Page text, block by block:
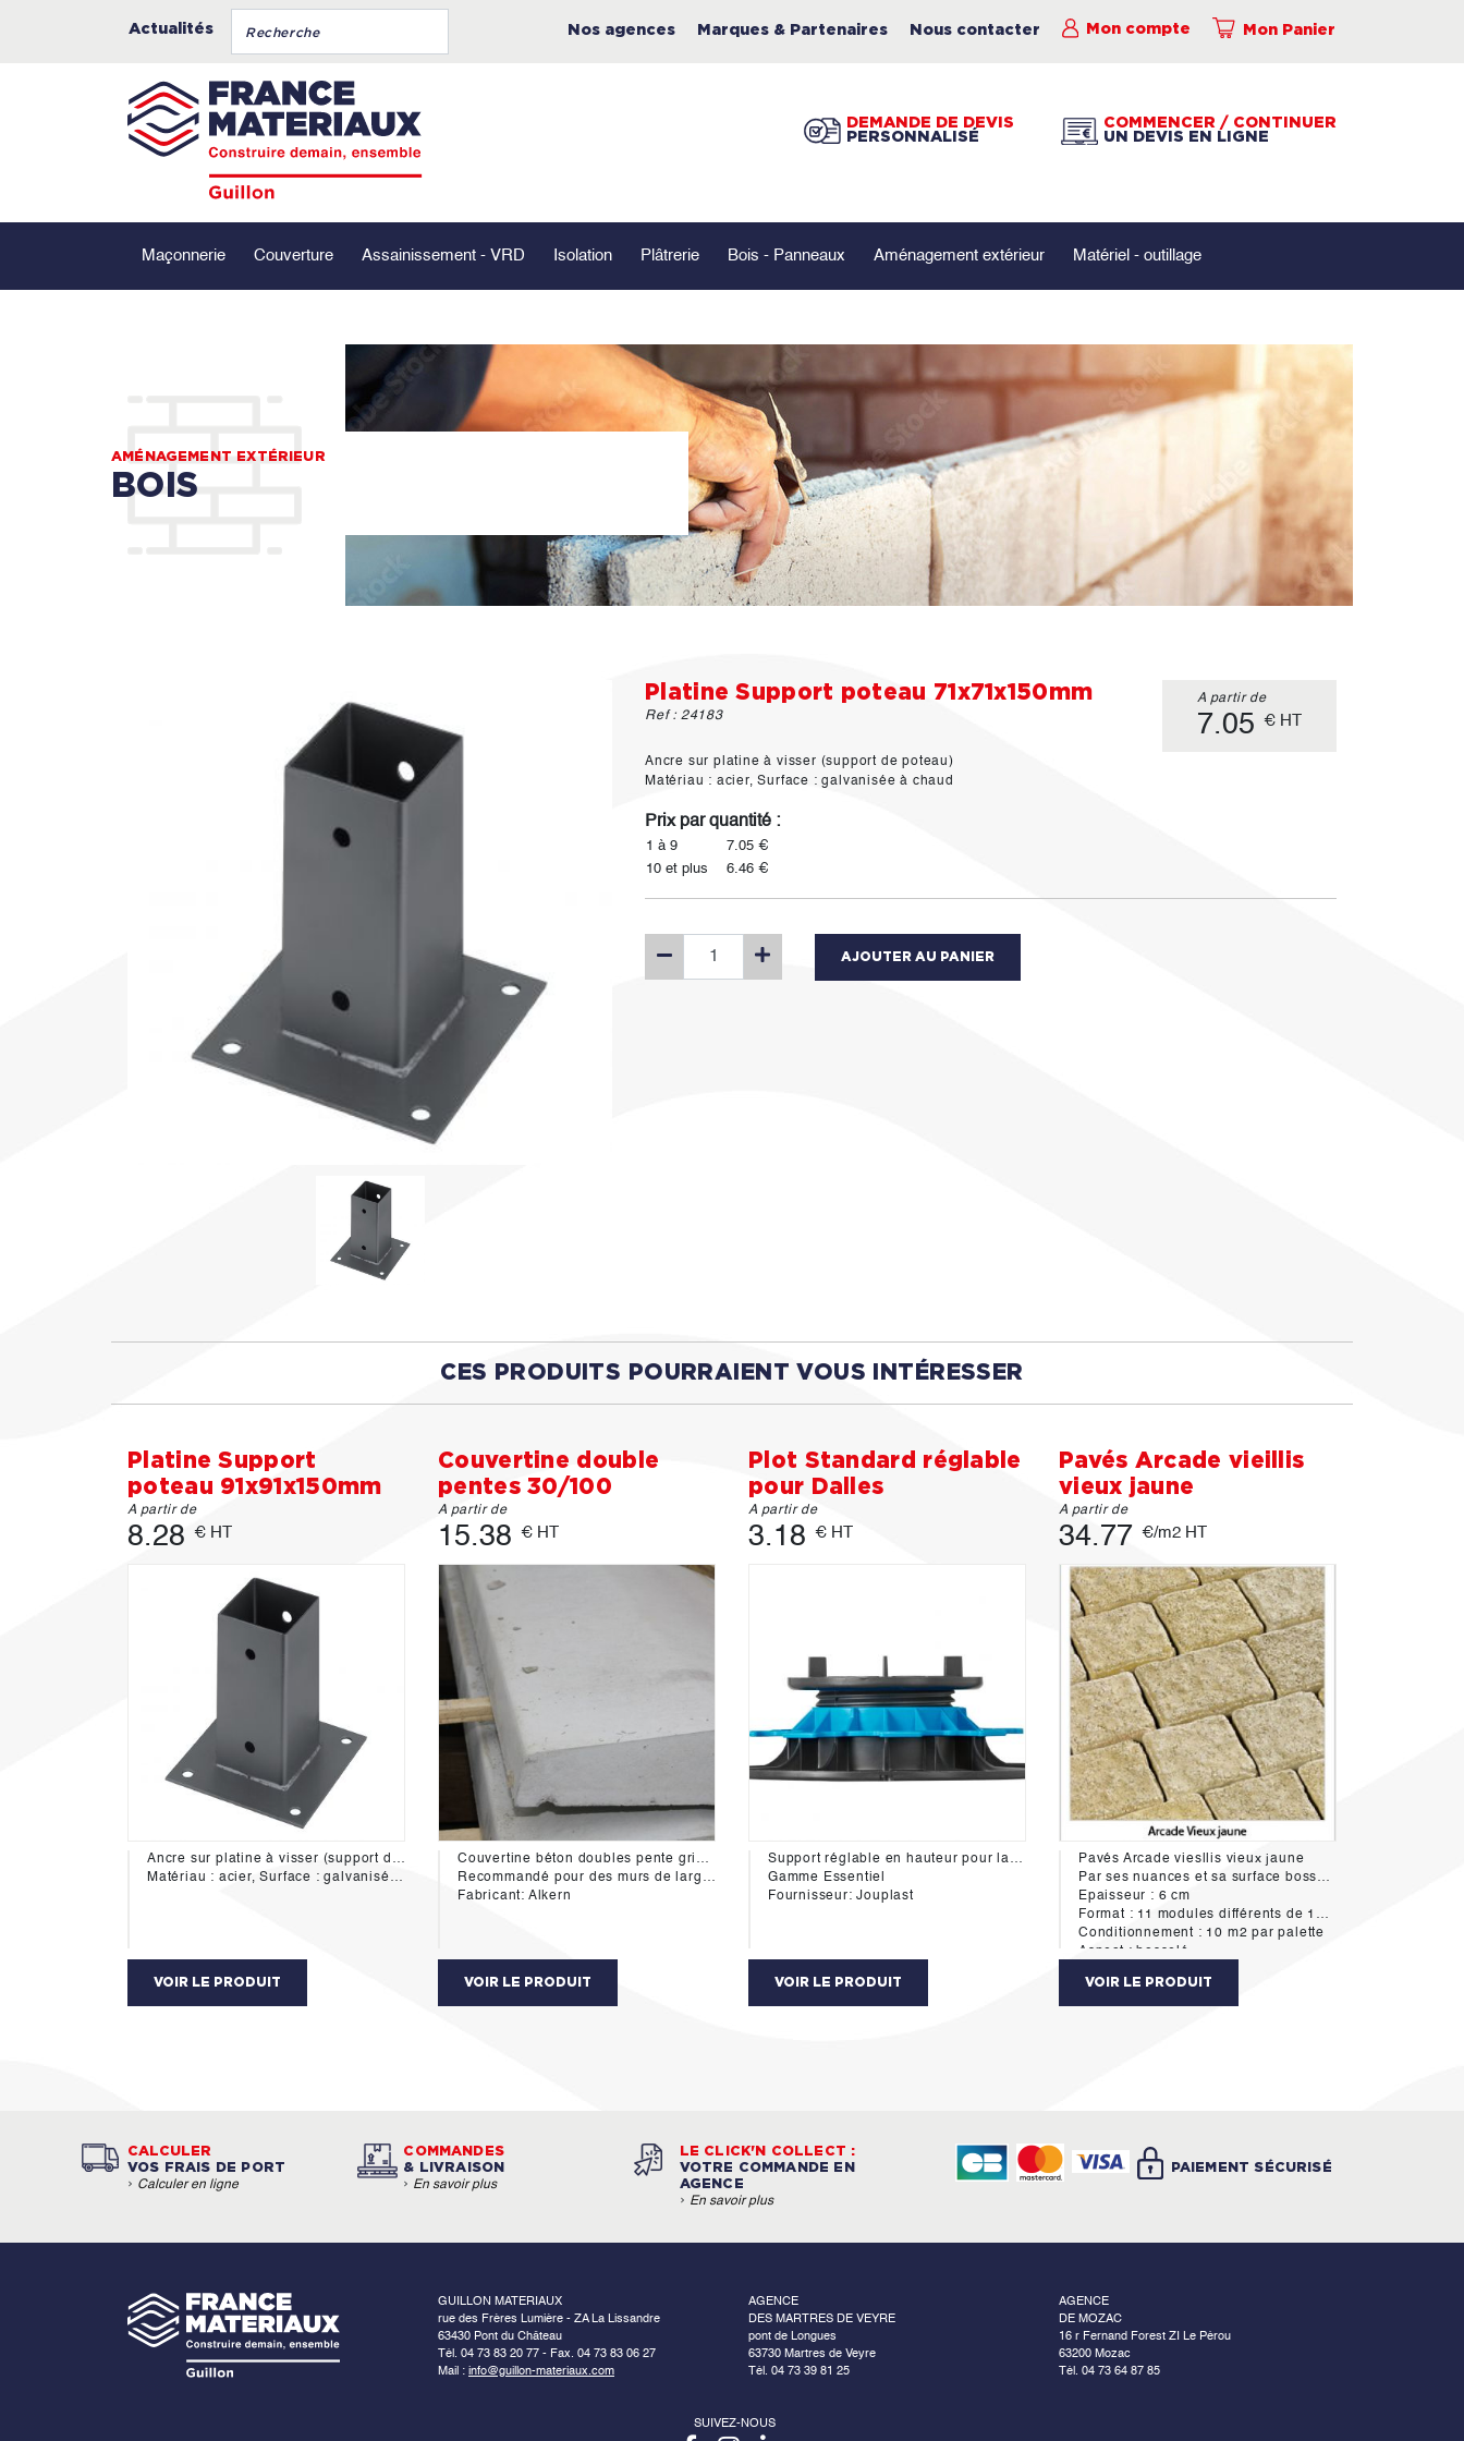
Actualités Nos agences Marques & Partenaires Nous contacter Mon compte Mon Panier
COMMENCER / CONTINUER
UN DEVIS EN LIGNE
DEMANDE DE DEVIS
PERSONNALISÉ
Maçonnerie Couverture Assainissement - VRD Isolation Plâtrerie Bois - Panneaux Aménagement extérieur Matériel - outillage
AMÉNAGEMENT EXTÉRIEUR
BOIS
A partir de
7.05 € HT
Platine Support poteau 71x71x150mm
Ref : 24183
Ancre sur platine à visser (support de poteau)
Matériau : acier, Surface : galvanisée à chaud
Prix par quantité :
1 à 9
7.05 €
10 et plus
6.46 €
AJOUTER AU PANIER
CES PRODUITS POURRAIENT VOUS INTÉRESSER
Platine Support
poteau 91x91x150mm
A partir de
8.28 € HT
Ancre sur platine à visser (support de poteau)
Matériau : acier, Surface : galvanisée à chaud
VOIR LE PRODUIT
Couvertine double
pentes 30/100
A partir de
15.38 € HT
Couvertine béton doubles pente gris 30/100cm
Recommandé pour des murs de larg 20cm
Fabricant: Alkern
VOIR LE PRODUIT
Plot Standard réglable
pour Dalles
A partir de
3.18 € HT
Support réglable en hauteur pour la création de terrasses en carrelage, céramique ou dallage, destinées à un usage piéton. Positionné en dessous des dalles à chaque angle, il laisse circuler l'air, évite les remontées d'humidité et permet le passage de câbles et canalisations. Facilite la construction de terrasse : pas de lourds travaux de terrassement, évite la réalisation de joints. Réglage de la hauteur manuel avec l’écrou.
Gamme Essentiel
Fournisseur: Jouplast
VOIR LE PRODUIT
Pavés Arcade vieillis
vieux jaune
A partir de
34.77 €/m2 HT
Pavés Arcade viesllis vieux jaune
Par ses nuances et sa surface bosselée, ce pavé s'intègre tout particulièrement aux sites anciens. Ce pavé rustique aux formats variés et complémentaires, permet des aménagements pleins de charme par des poses en ligne, en arc de cercle ou en rosace.
Epaisseur : 6 cm
Format : 11 modules différents de 12.5 à 17 cm
Conditionnement : 10 m2 par palette
Aspect : bosselé
Fabricant: Alkern
VOIR LE PRODUIT
CALCULER
VOS FRAIS DE PORT
› Calculer en ligne
COMMANDES
& LIVRAISON
› En savoir plus
LE CLICK'N COLLECT :
VOTRE COMMANDE EN
AGENCE
› En savoir plus
PAIEMENT SÉCURISÉ
GUILLON MATERIAUX
rue des Frères Lumière - ZA La Lissandre
63430 Pont du Château
Tél. 04 73 83 20 77 - Fax. 04 73 83 06 27
Mail : info@guillon-materiaux.com
AGENCE
DES MARTRES DE VEYRE
pont de Longues
63730 Martres de Veyre
Tél. 04 73 39 81 25
AGENCE
DE MOZAC
16 r Fernand Forest ZI Le Pérou
63200 Mozac
Tél. 04 73 64 87 85
SUIVEZ-NOUS